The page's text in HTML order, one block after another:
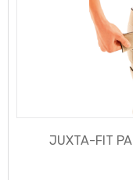
JUXTA-FIT